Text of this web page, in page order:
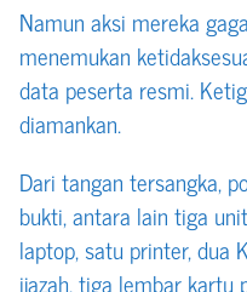
Namun aksi mereka
menemukan
data peserta resmi.
diamankan.
Dari tangan tersangka,
bukti, antara lain tiga
laptop, satu printer, dua
ijazah, tiga lembar kartu